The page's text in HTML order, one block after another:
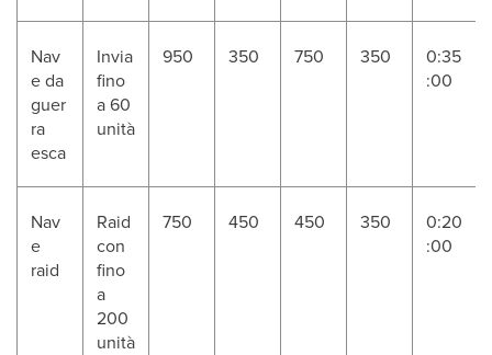
Nav
e da
guer
ra
esca
Invia
fino
a 60
unità
950 350 750 350
0:35
:00
Nav
e
raid
Raid
con
fino
a
200
unità
750 450 450 350
0:20
:00